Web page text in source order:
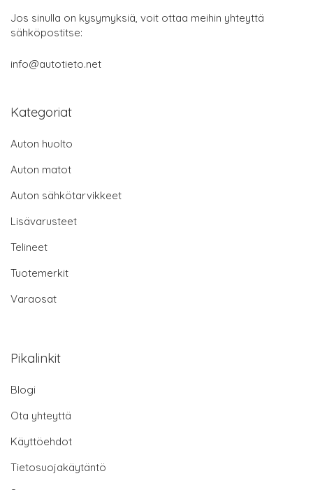
Jos sinulla on kysymyksiä, voit ottaa meihin yhteyttä
sähköpostitse:
info@autotieto.net
Kategoriat
Auton huolto
Auton matot
Auton sähkötarvikkeet
Lisävarusteet
Telineet
Tuotemerkit
Varaosat
Pikalinkit
Blogi
Ota yhteyttä
Käyttöehdot
Tietosuojakäytäntö